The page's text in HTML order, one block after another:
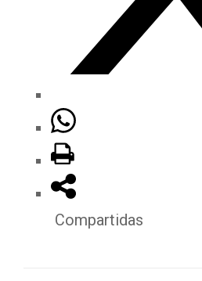
Compartidas